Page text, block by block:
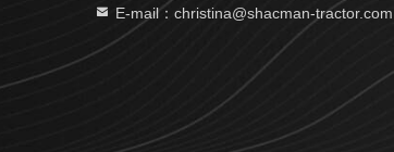
E-mail：christina@shacman-tractor.com